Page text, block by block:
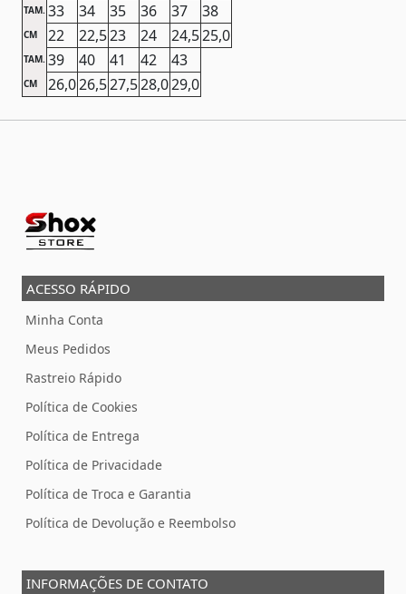
TAM. 33 34 35 36 37 38
CM 22 22,523 24 24,525,0
TAM. 39 40 41 42 43
CM 26,026,527,528,029,0
ACESSO RÁPIDO
Minha Conta
Meus Pedidos
Rastreio Rápido
Política de Cookies
Política de Entrega
Política de Privacidade
Política de Troca e Garantia
Política de Devolução e Reembolso
INFORMAÇÕES DE CONTATO